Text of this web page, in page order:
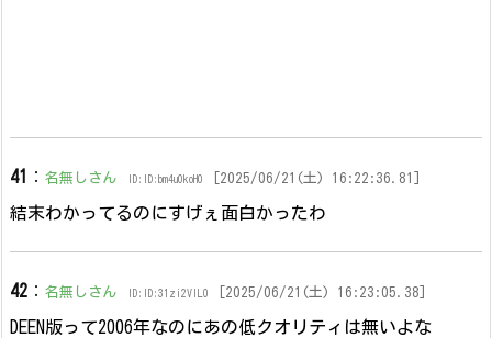
41 ： 名無しさん ID:ID:bm4u0koH0 [2025/06/21(土) 16:22:36.81]
結末わかってるのにすげぇ面白かったわ
42 ： 名無しさん ID:ID:31zi2VlL0 [2025/06/21(土) 16:23:05.38]
DEEN版って2006年なのにあの低クオリティは無いよな